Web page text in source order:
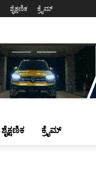
ಶೈಕ್ಷಣಿಕ ಕ್ರೈಮ್
ಶೈಕ್ಷಣಿಕ ಕ್ರೈಮ್